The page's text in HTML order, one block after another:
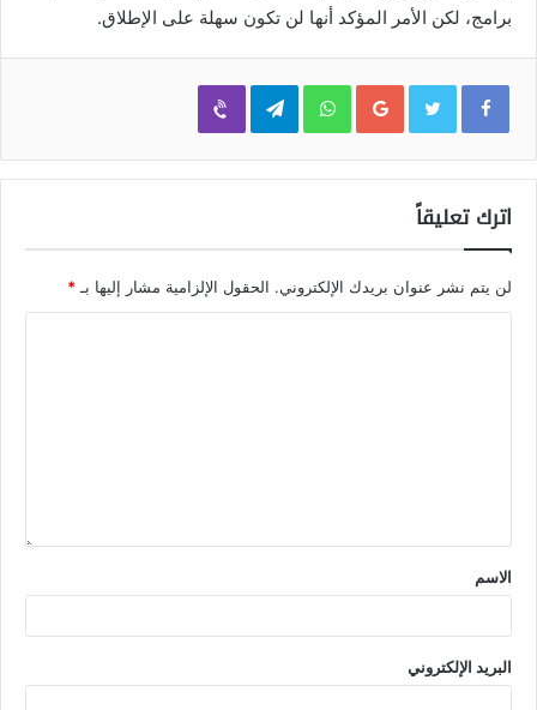
برامج، لكن الأمر المؤكد أنها لن تكون سهلة على الإطلاق.
Google+
WhatsApp
Telegram
Viber
اترك تعليقاً
لن يتم نشر عنوان بريدك الإلكتروني. الحقول الإلزامية مشار إليها بـ*
الاسم
البريد الإلكتروني